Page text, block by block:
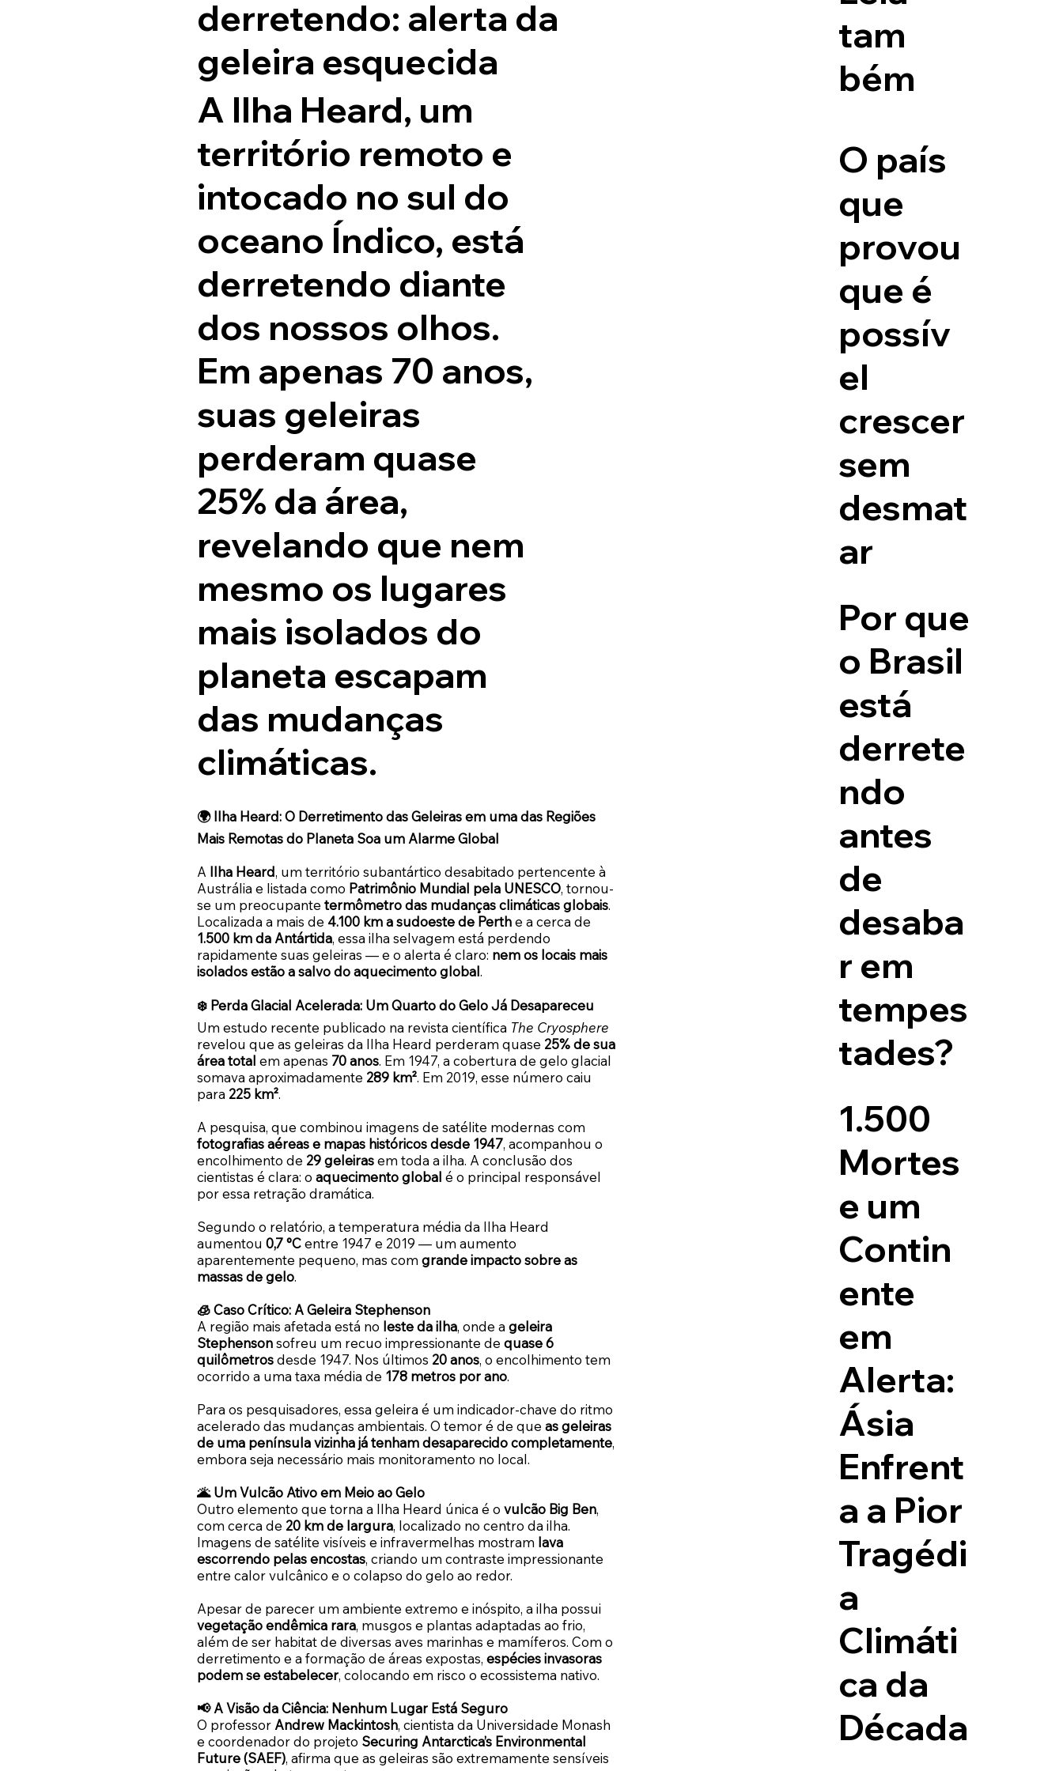
🌍 Ilha Heard: O Derretimento das Geleiras em uma das Regiões
Mais Remotas do Planeta Soa um Alarme Global
A Ilha Heard, um território subantártico desabitado pertencente à
Austrália e listada como Patrimônio Mundial pela UNESCO, tornou-
se um preocupante termômetro das mudanças climáticas globais.
Localizada a mais de 4.100 km a sudoeste de Perthe a cerca de
1.500 km da Antártida, essa ilha selvagem está perdendo
rapidamente suas geleiras — e o alerta é claro: nem os locais mais
isolados estão a salvo do aquecimento global.
❄️ Perda Glacial Acelerada: Um Quarto do Gelo Já Desapareceu
Um estudo recente publicado na revista científica The Cryosphere
revelou que as geleiras da Ilha Heard perderam quase 25% de sua
área total em apenas 70 anos. Em 1947, a cobertura de gelo glacial
somava aproximadamente 289 km². Em 2019, esse número caiu
para 225 km².
A pesquisa, que combinou imagens de satélite modernas com
fotografias aéreas e mapas históricos desde 1947, acompanhou o
encolhimento de 29 geleirasem toda a ilha. A conclusão dos
cientistas é clara: o aquecimento global é o principal responsável
por essa retração dramática.
Segundo o relatório, a temperatura média da Ilha Heard
aumentou 0,7 °Centre 1947 e 2019 — um aumento
aparentemente pequeno, mas com grande impacto sobre as
massas de gelo.
🧊 Caso Crítico: A Geleira Stephenson
A região mais afetada está no leste da ilha, onde a geleira
Stephensonsofreu um recuo impressionante de quase 6
quilômetrosdesde 1947. Nos últimos 20 anos, o encolhimento tem
ocorrido a uma taxa média de 178 metros por ano.
Para os pesquisadores, essa geleira é um indicador-chave do ritmo
acelerado das mudanças ambientais. O temor é de que as geleiras
de uma península vizinha já tenham desaparecido completamente,
embora seja necessário mais monitoramento no local.
🌋 Um Vulcão Ativo em Meio ao Gelo
Outro elemento que torna a Ilha Heard única é o vulcão Big Ben,
com cerca de 20 km de largura, localizado no centro da ilha.
Imagens de satélite visíveis e infravermelhas mostram lava
escorrendo pelas encostas, criando um contraste impressionante
entre calor vulcânico e o colapso do gelo ao redor.
Apesar de parecer um ambiente extremo e inóspito, a ilha possui
vegetação endêmica rara, musgos e plantas adaptadas ao frio,
além de ser habitat de diversas aves marinhas e mamíferos. Com o
derretimento e a formação de áreas expostas, espécies invasoras
podem se estabelecer, colocando em risco o ecossistema nativo.
📢 A Visão da Ciência: Nenhum Lugar Está Seguro
O professorAndrew Mackintosh, cientista da Universidade Monash
e coordenador do projeto Securing Antarctica’s Environmental
Future (SAEF), afirma que as geleiras são extremamente sensíveis
A Ilha Heard, um
território remoto e
intocado no sul do
oceano Índico, está
derretendo diante
dos nossos olhos.
Em apenas 70 anos,
suas geleiras
perderam quase
25% da área,
revelando que nem
mesmo os lugares
mais isolados do
planeta escapam
das mudanças
climáticas.
derretendo: alerta da
geleira esquecida
O país
que
provou
que é
possív
el
crescer
sem
desmat
ar
Por que
o Brasil
está
derrete
ndo
antes
de
desaba
r em
tempes
tades?
1.500
Mortes
e um
Contin
ente
em
Alerta:
Ásia
Enfrent
a a Pior
Tragédi
a
Climáti
ca da
Década
tam
bém